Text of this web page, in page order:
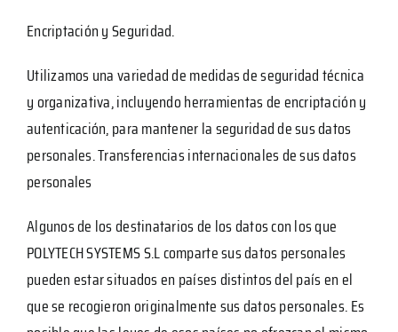
Encriptación y Seguridad.
Utilizamos una variedad de medidas de seguridad técnica
y organizativa, incluyendo herramientas de encriptación y
autenticación, para mantener la seguridad de sus datos
personales. Transferencias internacionales de sus datos
personales
Algunos de los destinatarios de los datos con los que
POLYTECH SYSTEMS S.L comparte sus datos personales
pueden estar situados en países distintos del país en el
que se recogieron originalmente sus datos personales. Es